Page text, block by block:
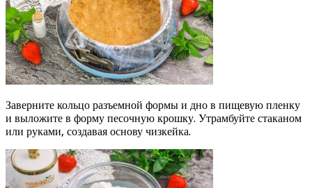
Заверните кольцо разъемной формы и дно в пищевую пленку
и выложите в форму песочную крошку. Утрамбуйте стаканом
или руками, создавая основу чизкейка.